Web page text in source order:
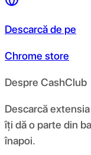
Descarcă de pe
Chrome store
Despre CashClub
Descarcă
îți dă o parte din
înapoi.